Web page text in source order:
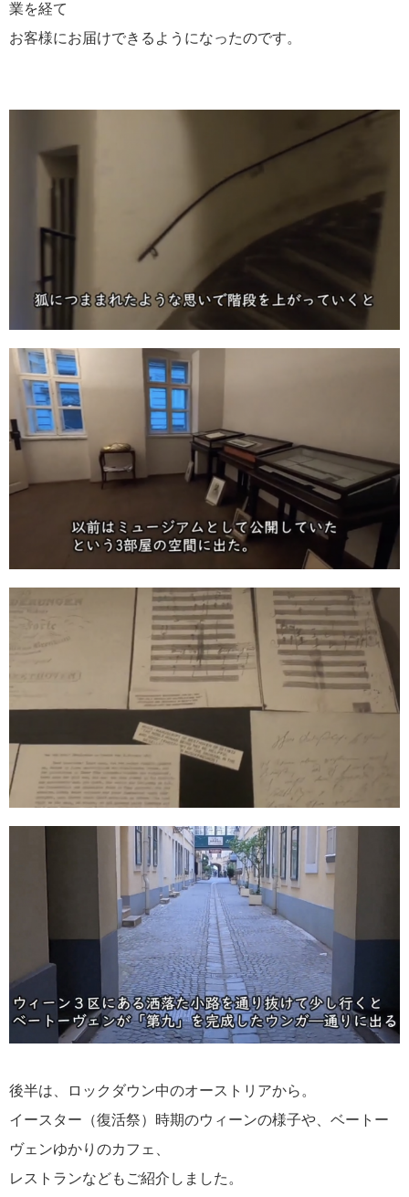
業を経て
お客様にお届けできるようになったのです。
後半は、ロックダウン中のオーストリアから。
イースター（復活祭）時期のウィーンの様子や、ベートー
ヴェンゆかりのカフェ、
レストランなどもご紹介しました。